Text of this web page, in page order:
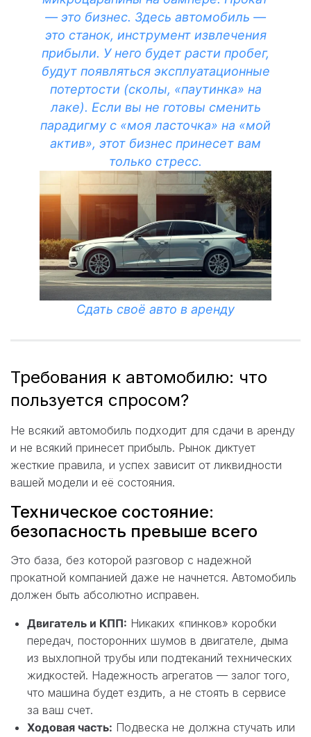
— это бизнес. Здесь автомобиль —
это станок, инструмент извлечения
прибыли. У него будет расти пробег,
будут появляться эксплуатационные
потертости (сколы, «паутинка» на
лаке). Если вы не готовы сменить
парадигму с «моя ласточка» на «мой
актив», этот бизнес принесет вам
только стресс.
Сдать своё авто в аренду
Требования к автомобилю: что
пользуется спросом?
Не всякий автомобиль подходит для сдачи в аренду
и не всякий принесет прибыль. Рынок диктует
жесткие правила, и успех зависит от ликвидности
вашей модели и её состояния.
Техническое состояние:
безопасность превыше всего
Это база, без которой разговор с надежной
прокатной компанией даже не начнется. Автомобиль
должен быть абсолютно исправен.
Двигатель и КПП: Никаких «пинков» коробки
передач, посторонних шумов в двигателе, дыма
из выхлопной трубы или подтеканий технических
жидкостей. Надежность агрегатов — залог того,
что машина будет ездить, а не стоять в сервисе
за ваш счет.
Ходовая часть: Подвеска не должна стучать или